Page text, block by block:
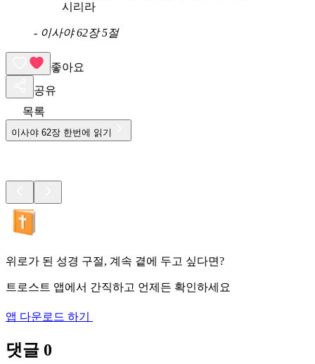
시리라
- 이사야 62장 5절
좋아요
공유
목록
이사야 62장 한번에 읽기
위로가 된 성경 구절, 계속 곁에 두고 싶다면?
트로스트 앱에서 간직하고 언제든 확인하세요
앱 다운로드 하기
댓글 0